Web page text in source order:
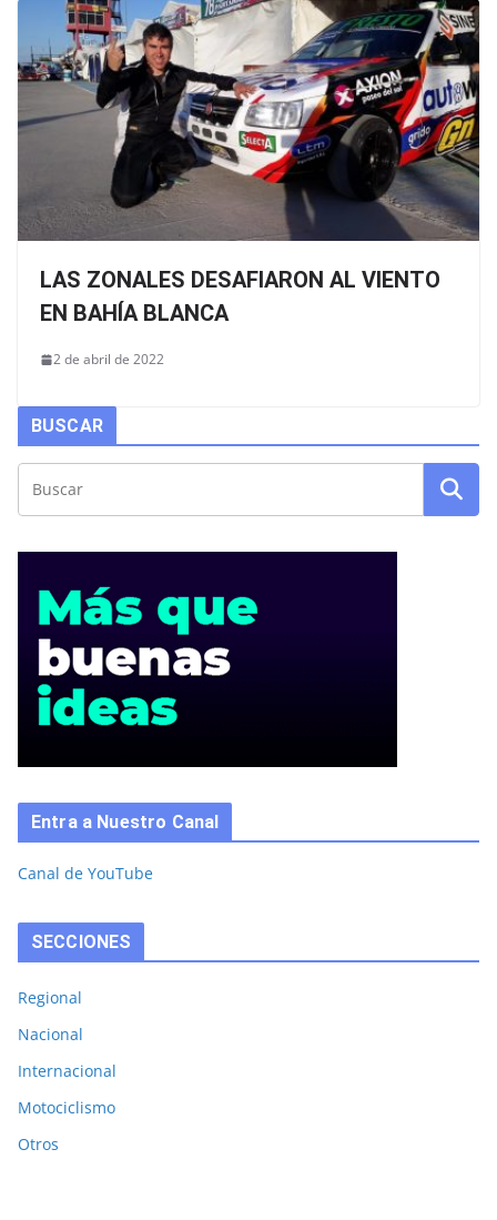
LAS ZONALES DESAFIARON AL VIENTO
EN BAHÍA BLANCA
2 de abril de 2022
BUSCAR
Entra a Nuestro Canal
Canal de YouTube
SECCIONES
Regional
Nacional
Internacional
Motociclismo
Otros